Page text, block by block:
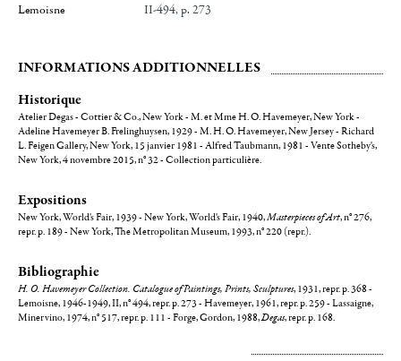
Lemoisne II-494, p. 273
INFORMATIONS ADDITIONNELLES
Historique
Atelier Degas - Cottier & Co., New York - M. et Mme H. O. Havemeyer, New York -
Adeline Havemeyer B. Frelinghuysen, 1929 - M. H. O. Havemeyer, New Jersey - Richard
L. Feigen Gallery, New York, 15 janvier 1981 - Alfred Taubmann, 1981 - Vente Sotheby's,
New York, 4 novembre 2015, n° 32 - Collection particulière.
Expositions
New York, World's Fair, 1939 - New York, World's Fair, 1940,Masterpieces of Art, n° 276,
repr. p. 189 - New York, The Metropolitan Museum, 1993, n° 220 (repr.).
Bibliographie
H. O. Havemeyer Collection. Catalogue of Paintings, Prints, Sculptures, 1931, repr. p. 368 -
Lemoisne, 1946-1949, II, n° 494, repr. p. 273 - Havemeyer, 1961, repr. p. 259 - Lassaigne,
Minervino, 1974, n° 517, repr. p. 111 - Forge, Gordon, 1988,Degas, repr. p. 168.